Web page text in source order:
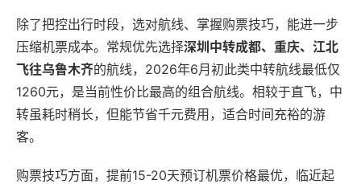
除了把控出行时段，选对航线、掌握购票技巧，能进一步
压缩机票成本。常规优先选择深圳中转成都、重庆、江北
飞往乌鲁木齐的航线，2026年6月初此类中转航线最低仅
1260元，是当前性价比最高的组合航线。相较于直飞，中
转虽耗时稍长，但能节省千元费用，适合时间充裕的游
客。
购票技巧方面，提前15-20天预订机票价格最优，临近起